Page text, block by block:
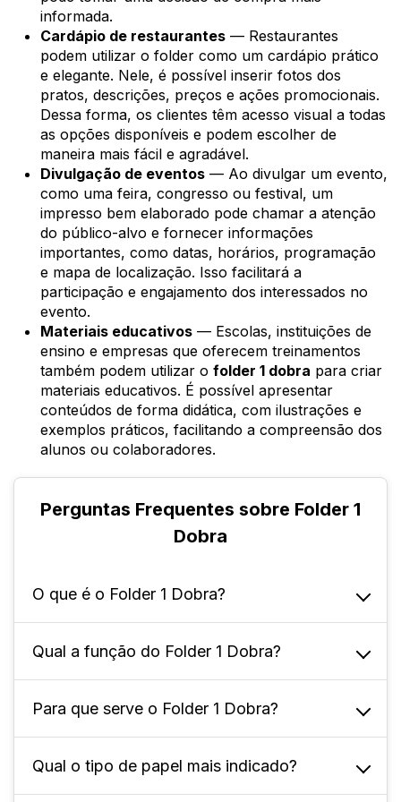
informada.
Cardápio de restaurantes — Restaurantes
podem utilizar o folder como um cardápio prático
e elegante. Nele, é possível inserir fotos dos
pratos, descrições, preços e ações promocionais.
Dessa forma, os clientes têm acesso visual a todas
as opções disponíveis e podem escolher de
maneira mais fácil e agradável.
Divulgação de eventos — Ao divulgar um evento,
como uma feira, congresso ou festival, um
impresso bem elaborado pode chamar a atenção
do público-alvo e fornecer informações
importantes, como datas, horários, programação
e mapa de localização. Isso facilitará a
participação e engajamento dos interessados no
evento.
Materiais educativos — Escolas, instituições de
ensino e empresas que oferecem treinamentos
também podem utilizar o folder 1 dobra para criar
materiais educativos. É possível apresentar
conteúdos de forma didática, com ilustrações e
exemplos práticos, facilitando a compreensão dos
alunos ou colaboradores.
Perguntas Frequentes sobre Folder 1
Dobra
O que é o Folder 1 Dobra?
É um material gráfico muito utilizado para
divulgação de informações, produtos ou
serviços. Ele consiste em uma folha de papel
Qual a função do Folder 1 Dobra?
Tem como principal função transmitir
informações de maneira clara e objetiva. Ele
é utilizado principalmente em campanhas de
Para que serve o Folder 1 Dobra?
Para atrair a atenção do público, despertar o
interesse sobre um produto, serviço ou
Qual o tipo de papel mais indicado?